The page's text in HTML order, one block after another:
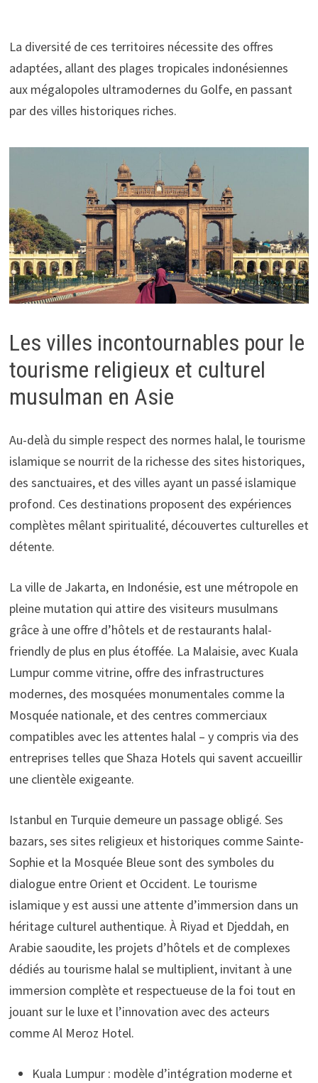
La diversité de ces territoires nécessite des offres
adaptées, allant des plages tropicales indonésiennes
aux mégalopoles ultramodernes du Golfe, en passant
par des villes historiques riches.
Les villes incontournables pour le
tourisme religieux et culturel
musulman en Asie
Au-delà du simple respect des normes halal, le tourisme
islamique se nourrit de la richesse des sites historiques,
des sanctuaires, et des villes ayant un passé islamique
profond. Ces destinations proposent des expériences
complètes mêlant spiritualité, découvertes culturelles et
détente.
La ville de Jakarta, en Indonésie, est une métropole en
pleine mutation qui attire des visiteurs musulmans
grâce à une offre d’hôtels et de restaurants halal-
friendly de plus en plus étoffée. La Malaisie, avec Kuala
Lumpur comme vitrine, offre des infrastructures
modernes, des mosquées monumentales comme la
Mosquée nationale, et des centres commerciaux
compatibles avec les attentes halal – y compris via des
entreprises telles que Shaza Hotels qui savent accueillir
une clientèle exigeante.
Istanbul en Turquie demeure un passage obligé. Ses
bazars, ses sites religieux et historiques comme Sainte-
Sophie et la Mosquée Bleue sont des symboles du
dialogue entre Orient et Occident. Le tourisme
islamique y est aussi une attente d’immersion dans un
héritage culturel authentique. À Riyad et Djeddah, en
Arabie saoudite, les projets d’hôtels et de complexes
dédiés au tourisme halal se multiplient, invitant à une
immersion complète et respectueuse de la foi tout en
jouant sur le luxe et l’innovation avec des acteurs
comme Al Meroz Hotel.
Kuala Lumpur : modèle d’intégration moderne et